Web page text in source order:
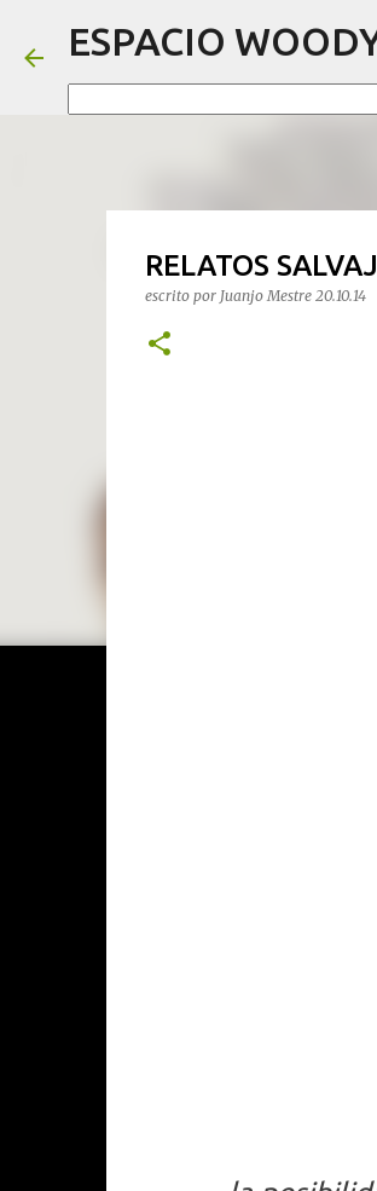
ESPACIO
RELATOS
escrito por Juanjo Mestre 20.10.14